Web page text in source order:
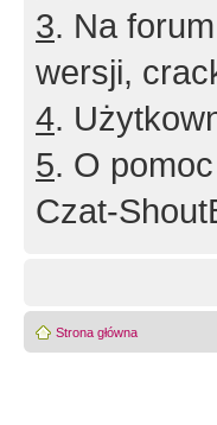
3. Na
wersji,
4.
5. O
Czat-
Strona główna